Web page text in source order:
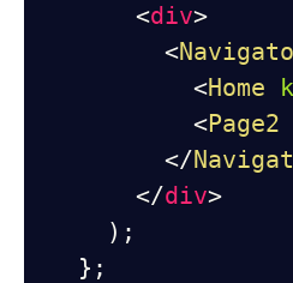
<div>
<
<Home
<Page2
</
</div>
) ;
} ;